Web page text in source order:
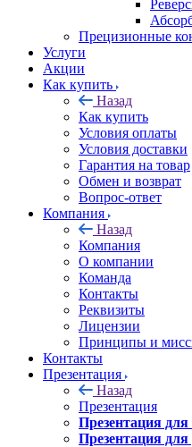
Прецизионные
Услуги
Акции
Как купить
Назад
Как купить
Условия оплаты
Условия доставки
Гарантия на товар
Обмен и возврат
Вопрос-ответ
Компания
Назад
Компания
О компании
Команда
Контакты
Реквизиты
Лицензии
Принципы и
Контакты
Презентация
Назад
Презентация
Презентация для
Презентация для